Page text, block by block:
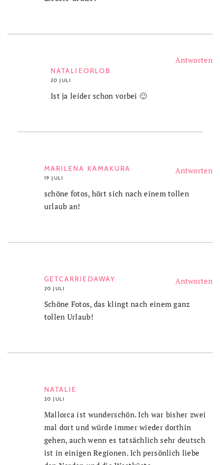
NATALIEORLOB
20 JULI
Ist ja leider schon vorbei 🙂
MARILENA KAMAKURA
19 JULI
Antworten
schöne fotos, hört sich nach einem tollen
urlaub an!
GETCARRIEDAWAY
20 JULI
Antworten
Schöne Fotos, das klingt nach einem ganz
tollen Urlaub!
NATALIE
20 JULI
Antworten
Mallorca ist wunderschön. Ich war bisher zwei
mal dort und würde immer wieder dorthin
gehen, auch wenn es tatsächlich sehr deutsch
ist in einigen Regionen. Ich persönlich liebe